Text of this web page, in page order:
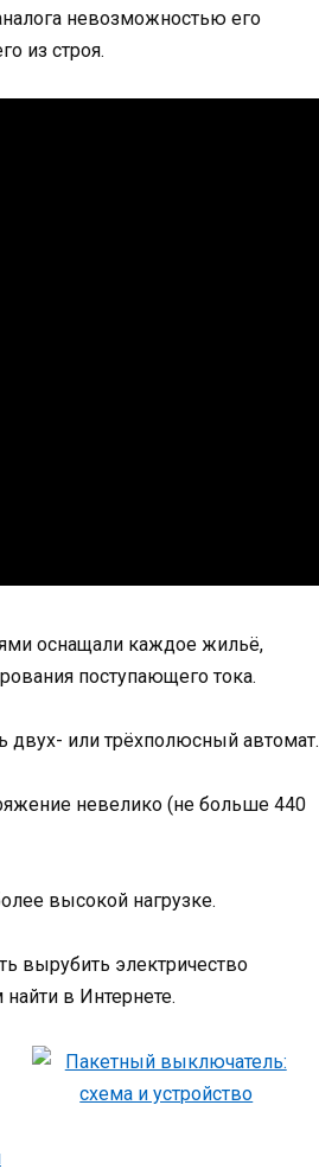
невозможностью его
из строя.
оснащали каждое жильё,
поступающего тока.
двух- или трёхполюсный автомат.
невелико (не больше 440
высокой нагрузке.
вырубить электричество
в Интернете.